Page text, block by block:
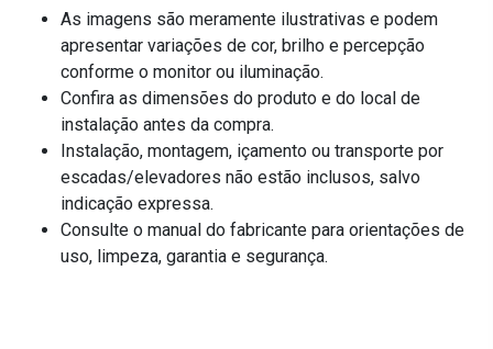
As imagens são meramente ilustrativas e podem
apresentar variações de cor, brilho e percepção
conforme o monitor ou iluminação.
Confira as dimensões do produto e do local de
instalação antes da compra.
Instalação, montagem, içamento ou transporte por
escadas/elevadores não estão inclusos, salvo
indicação expressa.
Consulte o manual do fabricante para orientações de
uso, limpeza, garantia e segurança.